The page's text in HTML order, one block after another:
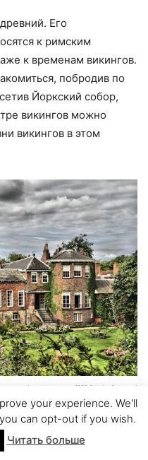
Его
к римским
к временам викингов.
побродив по
Йоркский собор,
викингов можно
викингов в этом
Фото: pixabay.com (CC0 Creative Commons)
your experience. We'll
can opt-out if you wish.
Читать больше